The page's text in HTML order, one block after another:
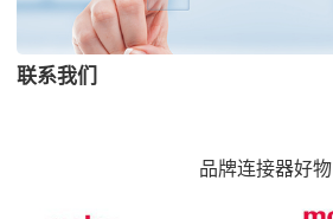
联系我们
品牌连接器好物